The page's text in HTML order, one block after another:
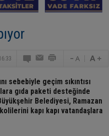
sebebiyle geçim sıkıntısı
gıda paketi desteğinde
Belediyesi, Ramazan
kapı kapı vatandaşlara